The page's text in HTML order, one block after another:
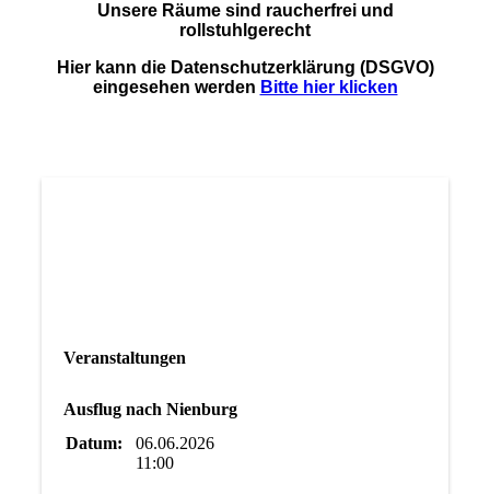
Unsere Räume sind raucherfrei und
rollstuhlgerecht
Hier kann die Datenschutzerklärung (DSGVO)
eingesehen werden Bitte hier klicken
Veranstaltungen
Ausflug nach Nienburg
Datum:
06.06.2026
11:00